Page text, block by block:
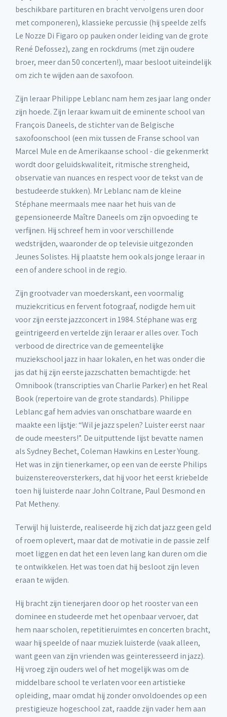
beschikbare partituren en bracht vervolgens uren door
met componeren), klassieke percussie (hij speelde zelfs
Le Nozze Di Figaro op pauken onder leiding van de grote
René Defossez), zang en rockdrums (met zijn oudere
broer, meer dan 50 concerten!), maar besloot uiteindelijk
om zich te wijden aan de saxofoon.
Zijn leraar Philippe Leblanc nam hem zes jaar lang onder
zijn hoede. Zijn leraar kwam uit de eminente school van
François Daneels, de stichter van de Belgische
saxofoonschool (een mix tussen de Franse school van
Marcel Mule en de Amerikaanse school - die gekenmerkt
wordt door geluidskwaliteit, ritmische strengheid,
observatie van nuances en respect voor de tekst van de
bestudeerde stukken). Mr Leblanc nam de kleine
Stéphane meermaals mee naar het huis van de
gepensioneerde Maître Daneels om zijn opvoeding te
verfijnen. Hij schreef hem in voor verschillende
wedstrijden, waaronder de op televisie uitgezonden
Jeunes Solistes. Hij plaatste hem ook als jonge leraar in
een of andere school in de regio.
Zijn grootvader van moederskant, een voormalig
muziekcriticus en fervent fotograaf, nodigde hem uit
voor zijn eerste jazzconcert in 1984. Stéphane was erg
geïntrigeerd en vertelde zijn leraar er alles over. Toch
verbood de directrice van de gemeentelijke
muziekschool jazz in haar lokalen, en het was onder die
jas dat hij zijn eerste jazzschatten bemachtigde: het
Omnibook (transcripties van Charlie Parker) en het Real
Book (repertoire van de grote standards). Philippe
Leblanc gaf hem advies van onschatbare waarde en
maakte een lijstje: “Wil je jazz spelen? Luister eerst naar
de oude meesters!”. De uitputtende lijst bevatte namen
als Sydney Bechet, Coleman Hawkins en Lester Young.
Het was in zijn tienerkamer, op een van de eerste Philips
buizenstereoversterkers, dat hij voor het eerst kriebelde
toen hij luisterde naar John Coltrane, Paul Desmond en
Pat Metheny.
Terwijl hij luisterde, realiseerde hij zich dat jazz geen geld
of roem oplevert, maar dat de motivatie in de passie zelf
moet liggen en dat het een leven lang kan duren om die
te ontwikkelen. Het was toen dat hij besloot zijn leven
eraan te wijden.
Hij bracht zijn tienerjaren door op het rooster van een
dominee en studeerde met het openbaar vervoer, dat
hem naar scholen, repetitieruimtes en concerten bracht,
waar hij speelde of naar muziek luisterde (vaak alleen,
want geen van zijn vrienden was geïnteresseerd in jazz).
Hij vroeg zijn ouders wel of het mogelijk was om de
middelbare school te verlaten voor een artistieke
opleiding, maar omdat hij zonder onvoldoendes op een
prestigieuze hogeschool zat, raadde zijn vader hem aan